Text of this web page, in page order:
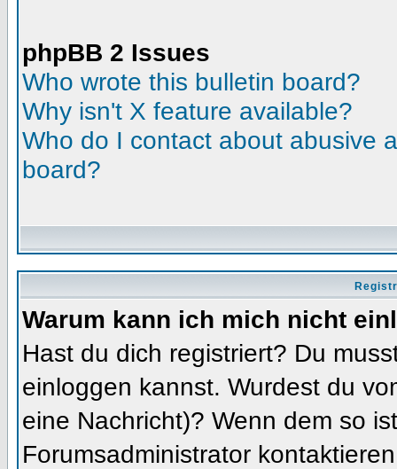
phpBB 2 Issues
Who wrote this bulletin board?
Why isn't X feature available?
Who do I contact about abusive
board?
Warum kann ich mich nicht
Hast du dich registriert? Du
einloggen kannst. Wurdest du
eine Nachricht)? Wenn dem so
Forumsadministrator